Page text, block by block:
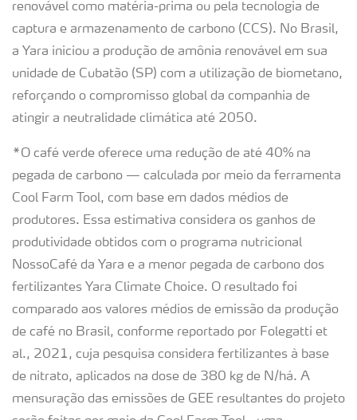
renovável como matéria-prima ou pela tecnologia de
captura e armazenamento de carbono (CCS). No Brasil,
a Yara iniciou a produção de amônia renovável em sua
unidade de Cubatão (SP) com a utilização de biometano,
reforçando o compromisso global da companhia de
atingir a neutralidade climática até 2050.
*O café verde oferece uma redução de até 40% na
pegada de carbono — calculada por meio da ferramenta
Cool Farm Tool, com base em dados médios de
produtores. Essa estimativa considera os ganhos de
produtividade obtidos com o programa nutricional
NossoCafé da Yara e a menor pegada de carbono dos
fertilizantes Yara Climate Choice. O resultado foi
comparado aos valores médios de emissão da produção
de café no Brasil, conforme reportado por Folegatti et
al., 2021, cuja pesquisa considera fertilizantes à base
de nitrato, aplicados na dose de 380 kg de N/há. A
mensuração das emissões de GEE resultantes do projeto